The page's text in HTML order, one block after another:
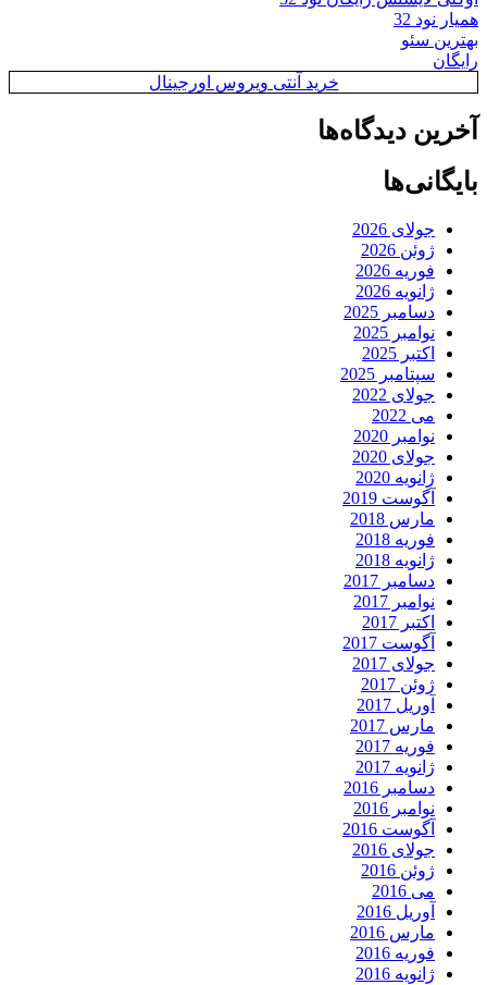
همیار نود 32
بهترین سئو
رایگان
خرید آنتی ویروس اورجینال
آخرین دیدگاه‌ها
بایگانی‌ها
جولای 2026
ژوئن 2026
فوریه 2026
ژانویه 2026
دسامبر 2025
نوامبر 2025
اکتبر 2025
سپتامبر 2025
جولای 2022
می 2022
نوامبر 2020
جولای 2020
ژانویه 2020
آگوست 2019
مارس 2018
فوریه 2018
ژانویه 2018
دسامبر 2017
نوامبر 2017
اکتبر 2017
آگوست 2017
جولای 2017
ژوئن 2017
آوریل 2017
مارس 2017
فوریه 2017
ژانویه 2017
دسامبر 2016
نوامبر 2016
آگوست 2016
جولای 2016
ژوئن 2016
می 2016
آوریل 2016
مارس 2016
فوریه 2016
ژانویه 2016